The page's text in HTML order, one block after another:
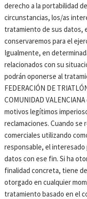
derecho a la portabilidad
circunstancias, los/as
tratamiento de sus datos,
conservaremos para el
Igualmente, en
relacionados con su
podrán oponerse al
FEDERACIÓN DE
COMUNIDAD
motivos legítimos
reclamaciones. Cuando se
comerciales utilizando
responsable, el
datos con ese fin. Si ha
finalidad concreta, tiene
otorgado en cualquier
tratamiento basado en el